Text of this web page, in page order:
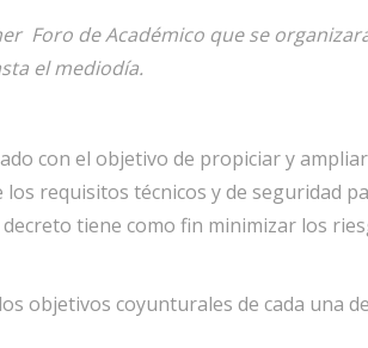
Foro de Académico que se
el mediodía.
con el objetivo de propiciar y
requisitos técnicos y de seguridad
tiene como fin minimizar los
objetivos coyunturales de cada una